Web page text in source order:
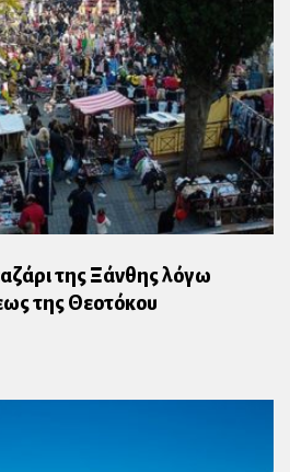
της Ξάνθης λόγω
της Θεοτόκου